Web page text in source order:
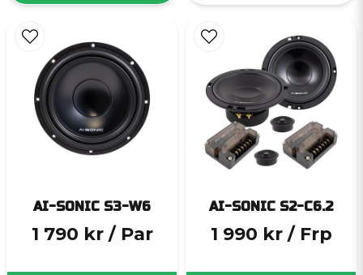
AI-SONIC S3-W6
1 790 kr / Par
AI-SONIC S2-C6.2
1 990 kr / Frp